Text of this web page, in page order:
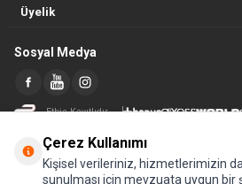
Üyelik
Sosyal Medya
Etbis Kayıtlıdır
Çerez Kullanımı
Kişisel verileriniz, hizmetlerimizin
sunulması için mevzuata uygun bir